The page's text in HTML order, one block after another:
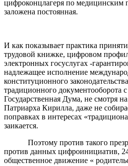
цифроконцлагеря по медицинским
заложена постоянная.
И как показывает практика
трудовой книжке, цифровом
электронных госуслугах -
надлежащее исполнение
конституционного
традиционного документооборота
Государственная Дума, не смотря
Патриарха Кирилла, даже не
поправках в интересах
заикается.
Поэтому против такого
против данных цифроинициатив,
общественное движение «